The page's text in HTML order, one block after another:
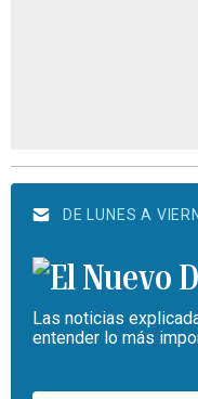
DE LUNES A
Las noticias
entender lo más